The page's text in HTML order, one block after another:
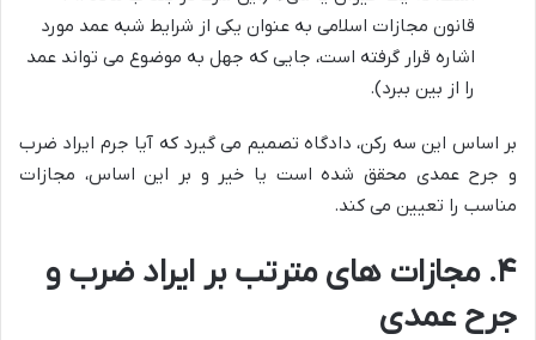
قانون مجازات اسلامی به عنوان یکی از شرایط شبه عمد مورد
اشاره قرار گرفته است، جایی که جهل به موضوع می تواند عمد
را از بین ببرد).
بر اساس این سه رکن، دادگاه تصمیم می گیرد که آیا جرم ایراد ضرب
و جرح عمدی محقق شده است یا خیر و بر این اساس، مجازات
مناسب را تعیین می کند.
۴. مجازات های مترتب بر ایراد ضرب و
جرح عمدی